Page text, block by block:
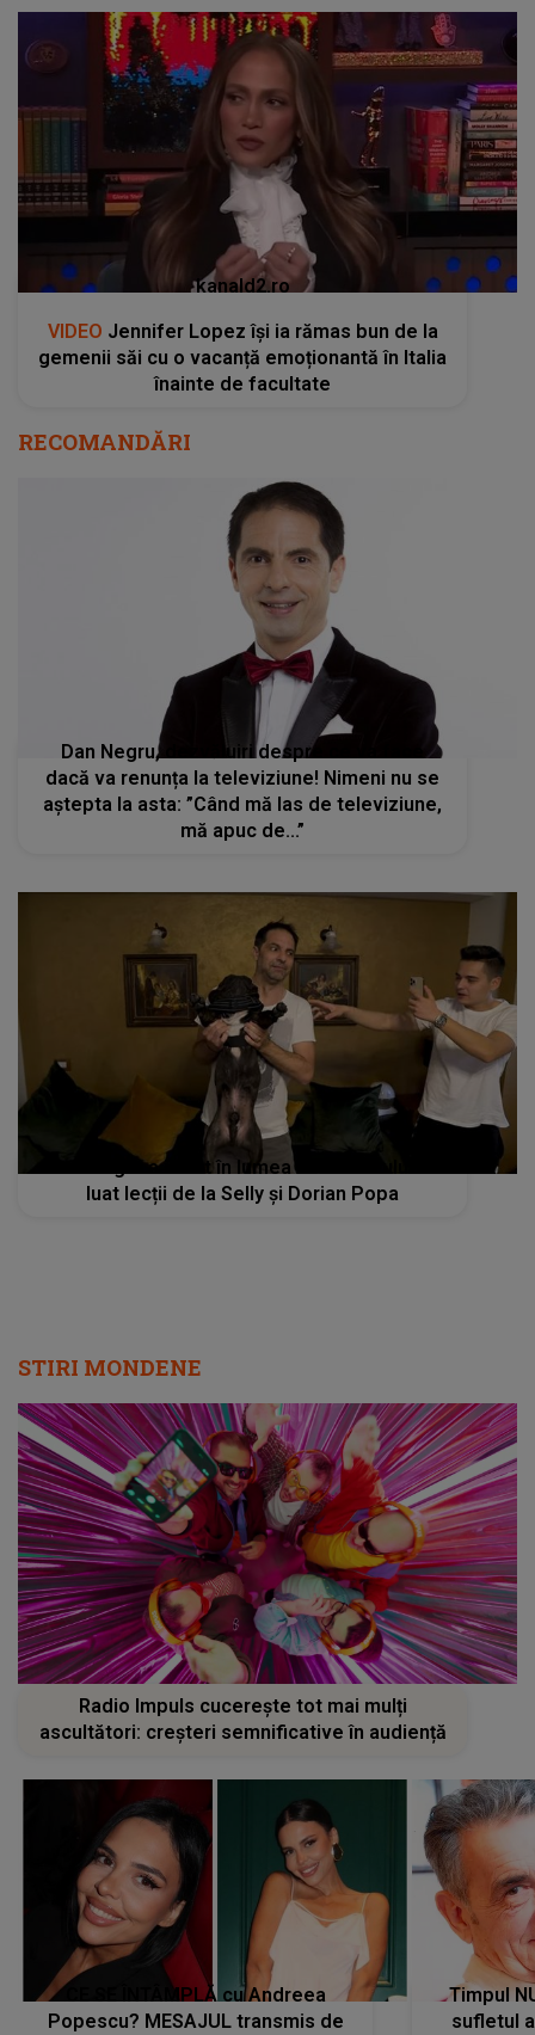
kanald2.ro
VIDEO Jennifer Lopez își ia rămas bun de la
gemenii săi cu o vacanță emoționantă în Italia
înainte de facultate
RECOMANDĂRI
Dan Negru, dezvăluiri despre ce va face
dacă va renunța la televiziune! Nimeni nu se
aștepta la asta: ”Când mă las de televiziune,
mă apuc de...”
Dan Negru a intrat în lumea YouTube-ului. A
luat lecții de la Selly și Dorian Popa
STIRI MONDENE
Radio Impuls cucerește tot mai mulți
ascultători: creșteri semnificative în audiență
CE SE ÎNTÂMPLĂ cu Andreea
Popescu? MESAJUL transmis de
Timpul
sufletul